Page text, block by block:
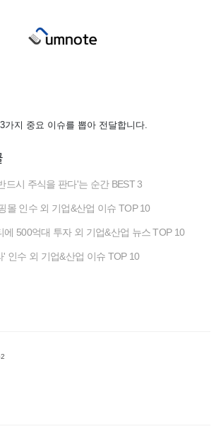
가지 중요 이슈를 뽑아 전달합니다.
드시 주식을 판다'는 순간 BEST 3
몰 인수 외 기업&산업 이슈 TOP 10
에 500억대 투자 외 기업&산업 뉴스 TOP 10
인수 외 기업&산업 이슈 TOP 10